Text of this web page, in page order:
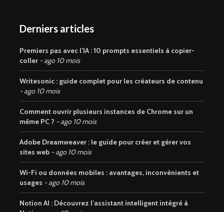
Derniers articles
Premiers pas avec l’IA : 10 prompts essentiels à copier-
coller
ago 10 mois
Writesonic : guide complet pour les créateurs de contenu
ago 10 mois
Comment ouvrir plusieurs instances de Chrome sur un
même PC ?
ago 10 mois
Adobe Dreamweaver : le guide pour créer et gérer vos
sites web
ago 10 mois
Wi-Fi ou données mobiles : avantages, inconvénients et
usages
ago 10 mois
Notion AI : Découvrez l’assistant intelligent intégré à